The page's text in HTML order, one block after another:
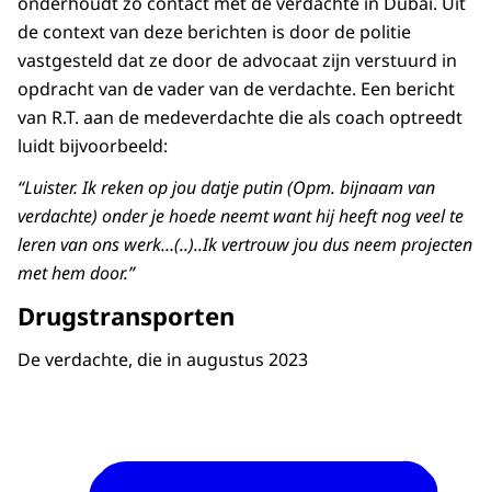
de context van deze berichten is door de politie
vastgesteld dat ze door de advocaat zijn verstuurd in
opdracht van de vader van de verdachte. Een bericht
van R.T. aan de medeverdachte die als coach optreedt
luidt bijvoorbeeld:
“Luister. Ik reken op jou datje putin (Opm. bijnaam van
verdachte) onder je hoede neemt want hij heeft nog veel te
leren van ons werk…(..)..Ik vertrouw jou dus neem projecten
met hem door.”
Drugstransporten
De verdachte, die in augustus 2023